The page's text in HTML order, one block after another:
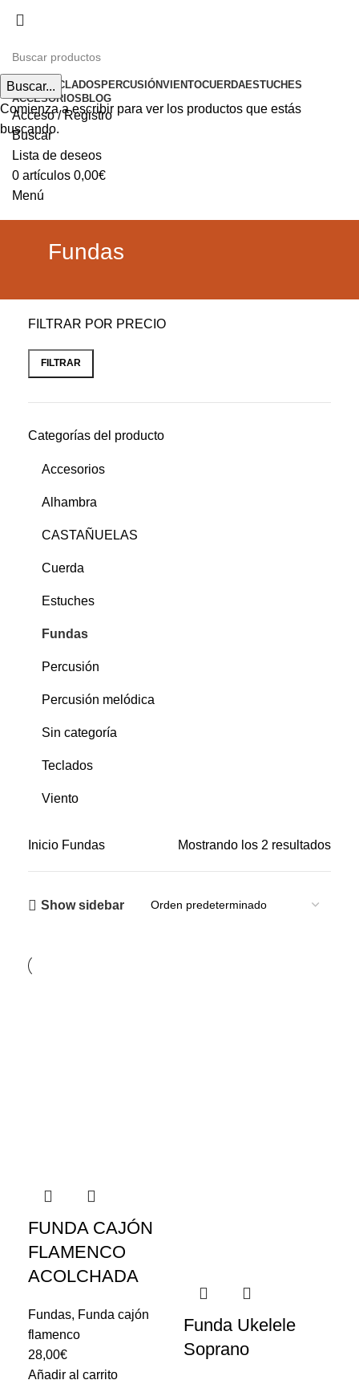
INICIOTECLADOSPERCUSIÓNVIENTOCUERDAESTUCHES
ACCESORIOSBLOG
Acceso / Registro
Buscar
Lista de deseos
0 artículos 0,00€
Menú
artículos 0,00
Fundas
FILTRAR POR PRECIO
FILTRAR
Categorías del producto
Accesorios
Alhambra
CASTAÑUELAS
Cuerda
Estuches
Fundas
Percusión
Percusión melódica
Sin categoría
Teclados
Viento
Inicio Fundas Mostrando los 2 resultados
Show sidebar
FUNDA CAJÓN
FLAMENCO
ACOLCHADA
Fundas, Funda cajón
flamenco
28,00€
Añadir al carrito
Funda Ukelele
Soprano
Buscar...
Comienza a escribir para ver los productos que estás
buscando.